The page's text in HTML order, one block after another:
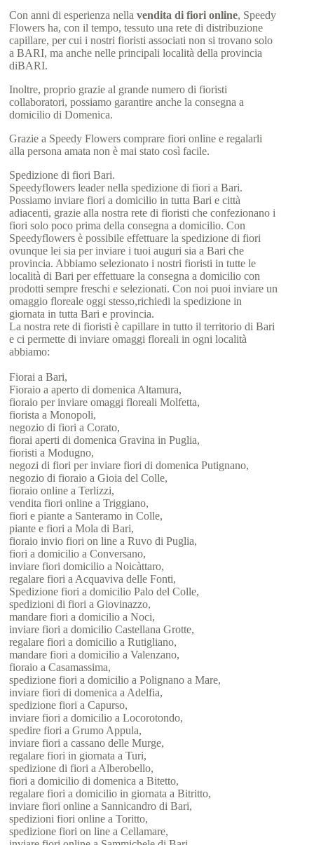
Con anni di esperienza nellavendita di fiori online, Speedy
Flowers ha, con il tempo, tessuto una rete di distribuzione
capillare, per cui i nostri fioristi associati non si trovano solo
a BARI, ma anche nelle principali località della provincia
diBARI.
Inoltre, proprio grazie al grande numero di fioristi
collaboratori, possiamo garantire anche la consegna a
domicilio di Domenica.
Grazie a Speedy Flowers comprare fiori online e regalarli
alla persona amata non è mai stato così facile.
Spedizione di fiori Bari.
Speedyflowers leader nella spedizione di fiori a Bari.
Possiamo inviare fiori a domicilio in tutta Bari e città
adiacenti, grazie alla nostra rete di fioristi che confezionano i
fiori solo poco prima della consegna a domicilio. Con
Speedyflowers è possibile effettuare la spedizione di fiori
ovunque lei sia per inviare i tuoi auguri sia a Bari che
provincia. Abbiamo selezionato i nostri fioristi in tutte le
località di Bari per effettuare la consegna a domicilio con
prodotti sempre freschi e selezionati. Con noi puoi inviare un
omaggio floreale oggi stesso,richiedi la spedizione in
giornata in tutta Bari e provincia.
La nostra rete di fioristi è capillare in tutto il territorio di Bari
e ci permette di inviare omaggi floreali in ogni località
abbiamo:
Fiorai a Bari,
Fioraio a aperto di domenica Altamura,
fioraio per inviare omaggi floreali Molfetta,
fiorista a Monopoli,
negozio di fiori a Corato,
fiorai aperti di domenica Gravina in Puglia,
fioristi a Modugno,
negozi di fiori per inviare fiori di domenica Putignano,
negozio di fioraio a Gioia del Colle,
fioraio online a Terlizzi,
vendita fiori online a Triggiano,
fiori e piante a Santeramo in Colle,
piante e fiori a Mola di Bari,
fioraio invio fiori on line a Ruvo di Puglia,
fiori a domicilio a Conversano,
inviare fiori domicilio a Noicàttaro,
regalare fiori a Acquaviva delle Fonti,
Spedizione fiori a domicilio Palo del Colle,
spedizioni di fiori a Giovinazzo,
mandare fiori a domicilio a Noci,
inviare fiori a domicilio Castellana Grotte,
regalare fiori a domicilio a Rutigliano,
mandare fiori a domicilio a Valenzano,
fioraio a Casamassima,
spedizione fiori a domicilio a Polignano a Mare,
inviare fiori di domenica a Adelfia,
spedizione fiori a Capurso,
inviare fiori a domicilio a Locorotondo,
spedire fiori a Grumo Appula,
inviare fiori a cassano delle Murge,
regalare fiori in giornata a Turi,
spedizione di fiori a Alberobello,
fiori a domicilio di domenica a Bitetto,
regalare fiori a domicilio in giornata a Bitritto,
inviare fiori online a Sannicandro di Bari,
spedizioni fiori online a Toritto,
spedizione fiori on line a Cellamare,